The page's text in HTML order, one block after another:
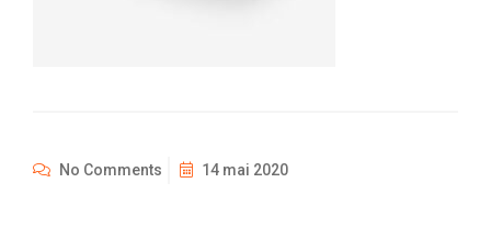
No Comments 14 mai 2020